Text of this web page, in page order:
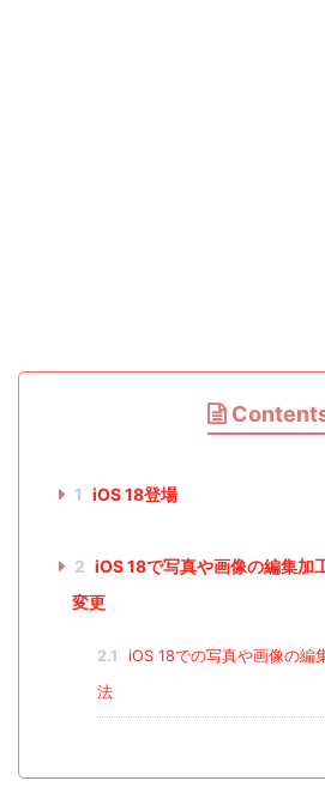
1 iOS 18登場
2 iOS 18で写真や画像の編集加
変更
2.1
iOS 18での写真や画像の編
法